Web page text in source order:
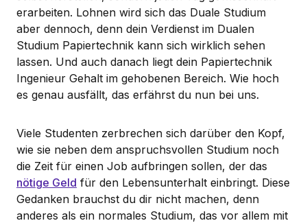
erarbeiten. Lohnen wird sich das Duale Studium
aber dennoch, denn dein Verdienst im Dualen
Studium Papiertechnik kann sich wirklich sehen
lassen. Und auch danach liegt dein Papiertechnik
Ingenieur Gehalt im gehobenen Bereich. Wie hoch
es genau ausfällt, das erfährst du nun bei uns.
Viele Studenten zerbrechen sich darüber den Kopf,
wie sie neben dem anspruchsvollen Studium noch
die Zeit für einen Job aufbringen sollen, der das
nötige Geld für den Lebensunterhalt einbringt. Diese
Gedanken brauchst du dir nicht machen, denn
anderes als ein normales Studium, das vor allem mit